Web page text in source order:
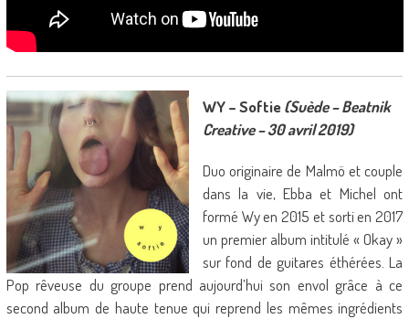
WY – Softie (Suède – Beatnik
Creative – 30 avril 2019)
Duo originaire de Malmö et couple
dans la vie, Ebba et Michel ont
formé Wy en 2015 et sorti en 2017
un premier album intitulé « Okay »
sur fond de guitares éthérées. La
Pop rêveuse du groupe prend aujourd’hui son envol grâce à ce
second album de haute tenue qui reprend les mêmes ingrédients